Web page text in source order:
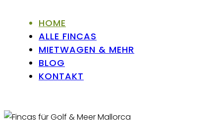
HOME
ALLE FINCAS
MIETWAGEN & MEHR
BLOG
KONTAKT